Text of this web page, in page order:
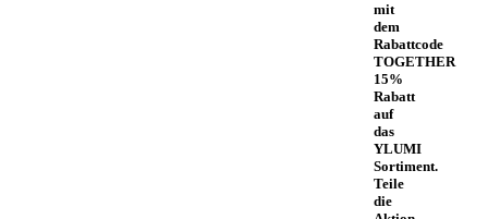
mit
dem
Rabattcode
TOGETHER
15%
Rabatt
auf
das
YLUMI
Sortiment.
Teile
die